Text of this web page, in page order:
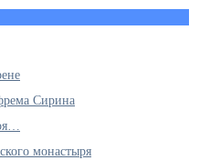
Сирина
монастыря